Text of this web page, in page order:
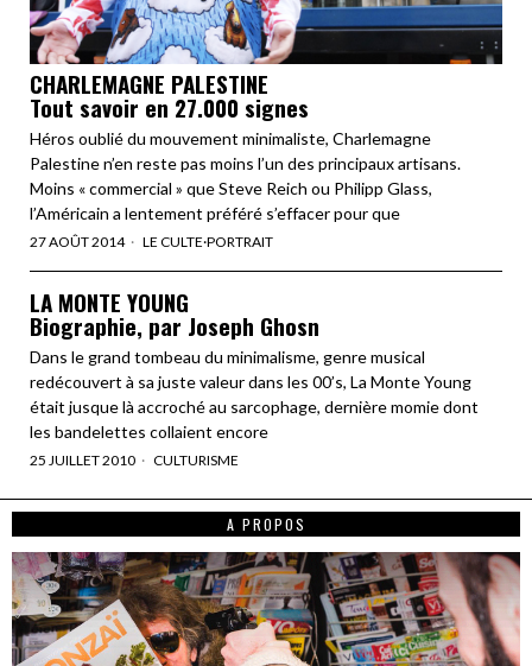
CHARLEMAGNE PALESTINE
Tout savoir en 27.000 signes
Héros oublié du mouvement minimaliste, Charlemagne
Palestine n’en reste pas moins l’un des principaux artisans.
Moins « commercial » que Steve Reich ou Philipp Glass,
l’Américain a lentement préféré s’effacer pour que
27 AOÛT 2014 LE CULTE·PORTRAIT
LA MONTE YOUNG
Biographie, par Joseph Ghosn
Dans le grand tombeau du minimalisme, genre musical
redécouvert à sa juste valeur dans les 00’s, La Monte Young
était jusque là accroché au sarcophage, dernière momie dont
les bandelettes collaient encore
25 JUILLET 2010 CULTURISME
A PROPOS